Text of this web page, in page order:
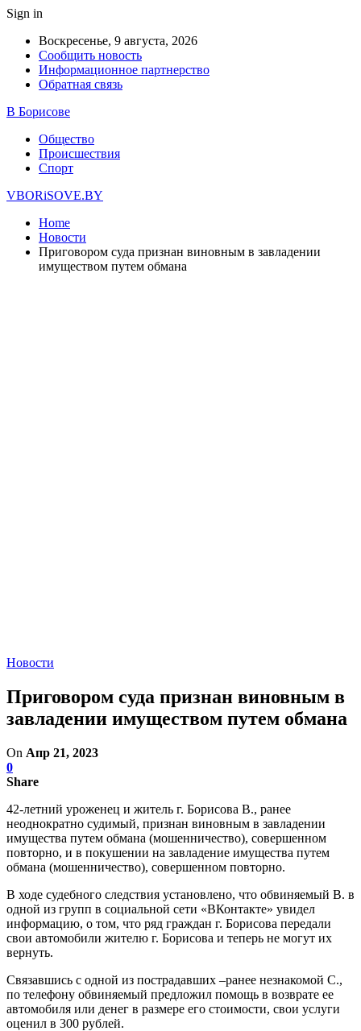
Sign in
Воскресенье, 9 августа, 2026
Сообщить новость
Информационное партнерство
Обратная связь
В Борисове
Общество
Происшествия
Спорт
VBORiSOVE.BY
Home
Новости
Приговором суда признан виновным в завладении
имуществом путем обмана
Новости
Приговором суда признан виновным в
завладении имуществом путем обмана
On Апр 21, 2023
0
Share
42-летний уроженец и житель г. Борисова В., ранее
неоднократно судимый, признан виновным в завладении
имущества путем обмана (мошенничество), совершенном
повторно, и в покушении на завладение имущества путем
обмана (мошенничество), совершенном повторно.
В ходе судебного следствия установлено, что обвиняемый В. в
одной из групп в социальной сети «ВКонтакте» увидел
информацию, о том, что ряд граждан г. Борисова передали
свои автомобили жителю г. Борисова и теперь не могут их
вернуть.
Связавшись с одной из пострадавших –ранее незнакомой С.,
по телефону обвиняемый предложил помощь в возврате ее
автомобиля или денег в размере его стоимости, свои услуги
оценил в 300 рублей.